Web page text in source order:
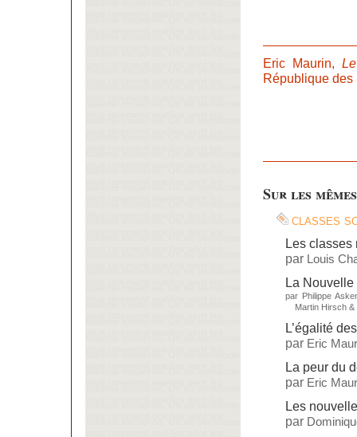
Eric Maurin,
République des
Sur les
classes
Les
par Louis
La
par Philippe
Martin Hirsch &
L’égalité
par Eric
La peur du
par Eric
Les
par